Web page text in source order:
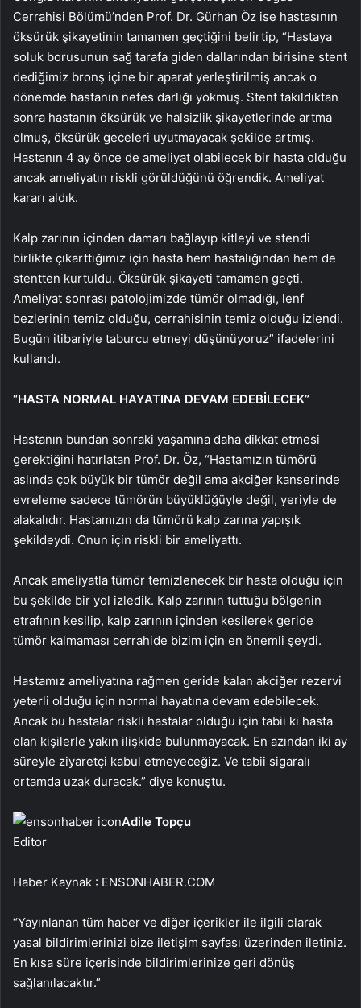
Cerrahisi Bölümü’nden Prof. Dr. Gürhan Öz ise hastasının
öksürük şikayetinin tamamen geçtiğini belirtip, “Hastaya
soluk borusunun sağ tarafa giden dallarından birisine stent
dediğimiz bronş içine bir aparat yerleştirilmiş ancak o
dönemde hastanın nefes darlığı yokmuş. Stent takıldıktan
sonra hastanın öksürük ve halsizlik şikayetlerinde artma
olmuş, öksürük geceleri uyutmayacak şekilde artmış.
Hastanın 4 ay önce de ameliyat olabilecek bir hasta olduğu
ancak ameliyatın riskli görüldüğünü öğrendik. Ameliyat
kararı aldık.
Kalp zarının içinden damarı bağlayıp kitleyi ve stendi
birlikte çıkarttığımız için hasta hem hastalığından hem de
stentten kurtuldu. Öksürük şikayeti tamamen geçti.
Ameliyat sonrası patolojimizde tümör olmadığı, lenf
bezlerinin temiz olduğu, cerrahisinin temiz olduğu izlendi.
Bugün itibariyle taburcu etmeyi düşünüyoruz” ifadelerini
kullandı.
“HASTA NORMAL HAYATINA DEVAM EDEBİLECEK”
Hastanın bundan sonraki yaşamına daha dikkat etmesi
gerektiğini hatırlatan Prof. Dr. Öz, “Hastamızın tümörü
aslında çok büyük bir tümör değil ama akciğer kanserinde
evreleme sadece tümörün büyüklüğüyle değil, yeriyle de
alakalıdır. Hastamızın da tümörü kalp zarına yapışık
şekildeydi. Onun için riskli bir ameliyattı.
Ancak ameliyatla tümör temizlenecek bir hasta olduğu için
bu şekilde bir yol izledik. Kalp zarının tuttuğu bölgenin
etrafının kesilip, kalp zarının içinden kesilerek geride
tümör kalmaması cerrahide bizim için en önemli şeydi.
Hastamız ameliyatına rağmen geride kalan akciğer rezervi
yeterli olduğu için normal hayatına devam edebilecek.
Ancak bu hastalar riskli hastalar olduğu için tabii ki hasta
olan kişilerle yakın ilişkide bulunmayacak. En azından iki ay
süreyle ziyaretçi kabul etmeyeceğiz. Ve tabii sigaralı
ortamda uzak duracak.” diye konuştu.
Adile Topçu
Editor
Haber Kaynak : ENSONHABER.COM
“Yayınlanan tüm haber ve diğer içerikler ile ilgili olarak
yasal bildirimlerinizi bize iletişim sayfası üzerinden iletiniz.
En kısa süre içerisinde bildirimlerinize geri dönüş
sağlanılacaktır.”